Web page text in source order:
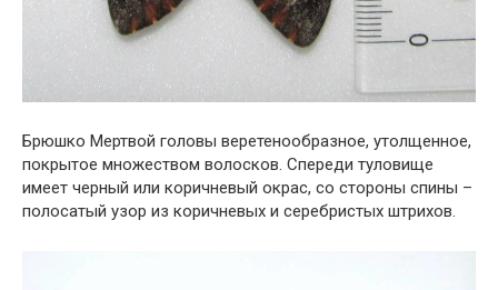
Брюшко Мертвой головы веретенообразное, утолщенное,
покрытое множеством волосков. Спереди туловище
имеет черный или коричневый окрас, со стороны спины –
полосатый узор из коричневых и серебристых штрихов.